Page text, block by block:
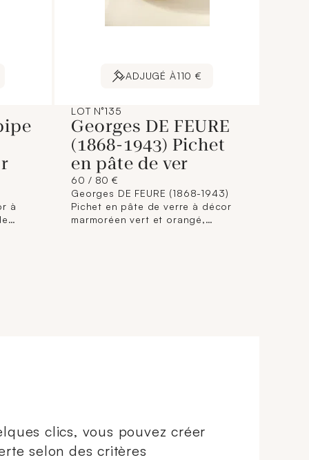
à
ADJUGÉ À110 €
LOT N°135
Georges DE FEURE
(1868-1943) Pichet
en pâte de ver
60 / 80 €
Georges DE FEURE (1868-1943)
Pichet en pâte de verre à décor
marmoréen vert et orangé,
clics, vous pouvez créer
selon des critères